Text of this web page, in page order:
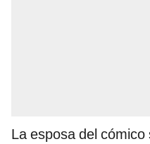
La esposa del